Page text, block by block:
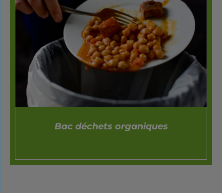
Bac déchets organiques